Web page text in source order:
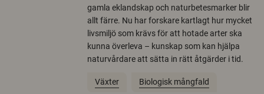
gamla eklandskap och naturbetesmarker blir
allt färre. Nu har forskare kartlagt hur mycket
livsmiljö som krävs för att hotade arter ska
kunna överleva – kunskap som kan hjälpa
naturvårdare att sätta in rätt åtgärder i tid.
Växter Biologisk mångfald